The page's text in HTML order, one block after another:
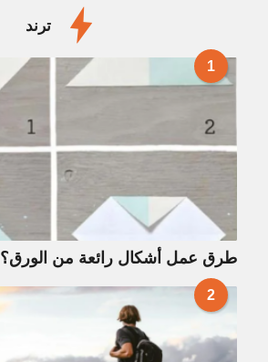
ترند
1
طرق عمل أشكال رائعة من الورق؟
2